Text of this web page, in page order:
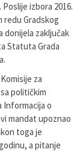
izbora 2016.
redu Gradskog
donijela zaključak
Statuta Grada
za
političkim
Informacija o
mandat upoznao
toga je
a pitanje